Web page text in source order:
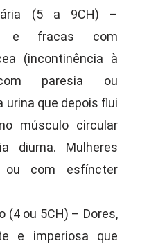
(5 a 9CH) –
e fracas com
(incontinência à
paresia ou
urina que depois flui
músculo circular
diurna. Mulheres
ou com esfíncter
(4 ou 5CH) – Dores,
e imperiosa que